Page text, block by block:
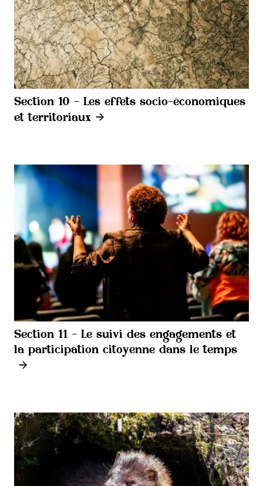
Section 10 - Les effets socio-économiques
et territoriaux
Section 11 - Le suivi des engagements et
la participation citoyenne dans le temps